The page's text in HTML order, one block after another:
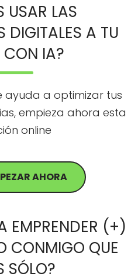
USAR LAS
DIGITALES A TU
CON IA?
ayuda a optimizar tus
empieza ahora esta
online
AHORA
EMPRENDER (+)
CONMIGO QUE
SÓLO?